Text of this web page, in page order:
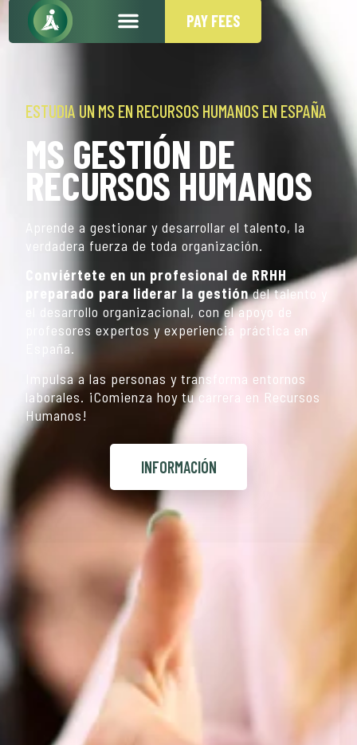
PAY FEES
ESTUDIA UN MS EN RECURSOS HUMANOS EN ESPAÑA
MS GESTIÓN DE
RECURSOS HUMANOS
Aprende a gestionar y desarrollar el talento, la
verdadera fuerza de toda organización.
Conviértete en un profesional de RRHH
preparado para liderar la gestióndel talento y
el desarrollo organizacional, con el apoyo de
profesores expertos y experiencia práctica en
España.
Impulsa a las personas y transforma entornos
laborales. ¡Comienza hoy tu carrera en Recursos
Humanos!
INFORMACIÓN